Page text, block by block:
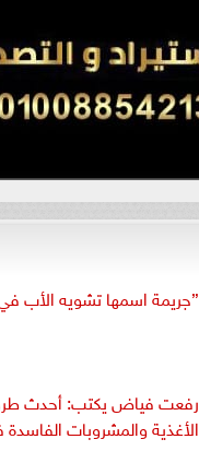
”جريمة اسمها تشويه الأب في
رفعت فياض يكتب: أحدث
الأغذية والمشروبات